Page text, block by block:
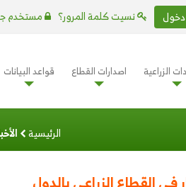
دخول نسيت كلمة المرور؟ مستخدم
الزراعية اصدارات القطاع قواعد البيانات
الرئيسية